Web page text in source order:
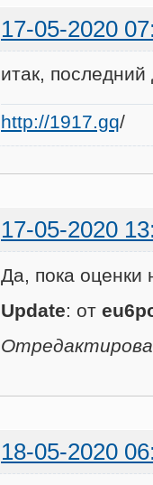
17-05-2020
итак,
http://1917.gq/
17-05-2020
Да, пока
Update: от
18-05-2020